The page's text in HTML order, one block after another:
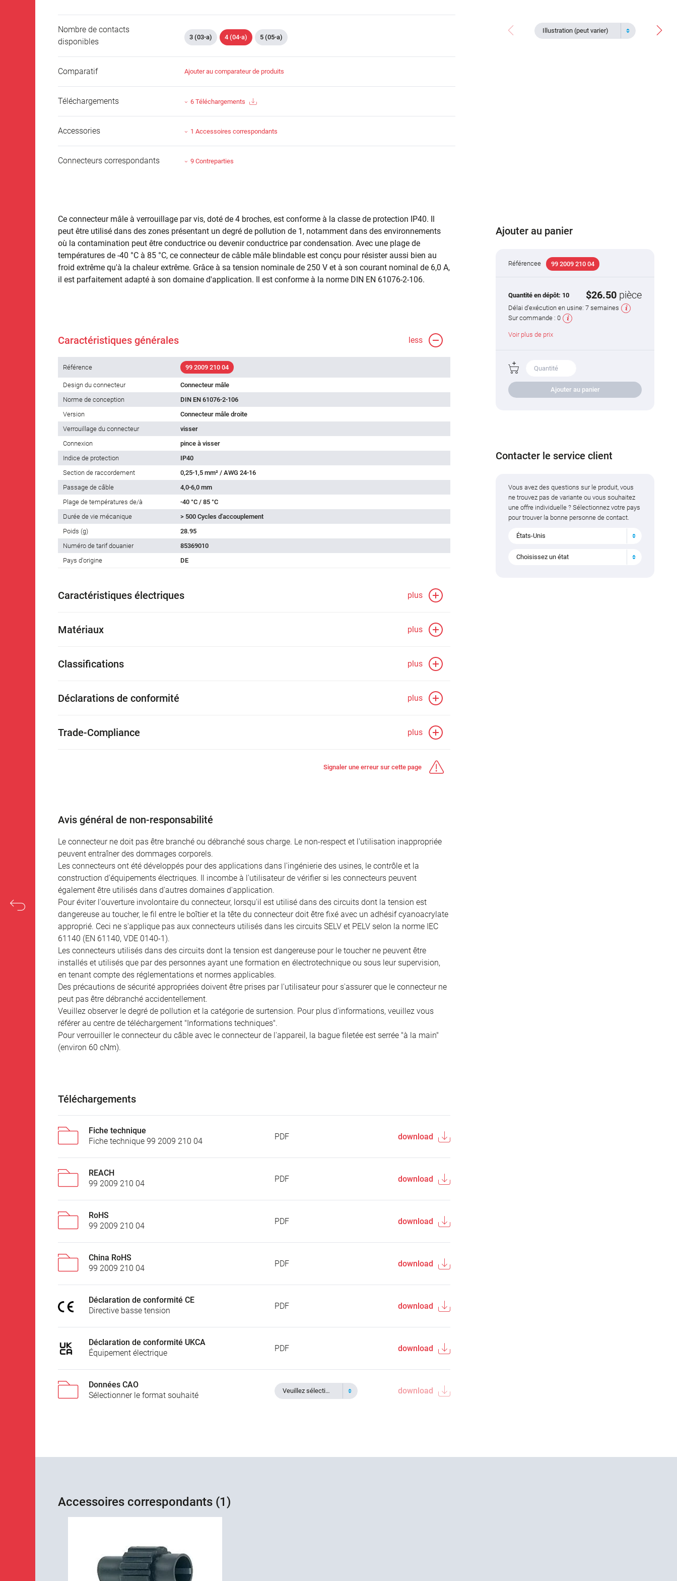
Illustration (peut varier)
Nombre de contacts
disponibles
3 (03-a) 4 (04-a) 5 (05-a)
Comparatif Ajouter au comparateur de produits
Téléchargements 6 Téléchargements
Accessories 1 Accessoires correspondants
Connecteurs correspondants 9 Contreparties
Ce connecteur mâle à verrouillage par vis, doté de 4 broches, est conforme à la classe de protection IP40. Il
peut être utilisé dans des zones présentant un degré de pollution de 1, notamment dans des environnements
où la contamination peut être conductrice ou devenir conductrice par condensation. Avec une plage de
températures de -40 °C à 85 °C, ce connecteur de câble mâle blindable est conçu pour résister aussi bien au
froid extrême qu'à la chaleur extrême. Grâce à sa tension nominale de 250 V et à son courant nominal de 6,0 A,
il est parfaitement adapté à son domaine d'application. Il est conforme à la norme DIN EN 61076-2-106.
Caractéristiques générales less
Référence 99 2009 210 04
Design du connecteur
Connecteur mâle
Norme de conception
DIN EN 61076-2-106
Version
Connecteur mâle droite
Verrouillage du connecteur
visser
Connexion
pince à visser
Indice de protection
IP40
Section de raccordement
0,25-1,5 mm² / AWG 24-16
Passage de câble
4,0-6,0 mm
Plage de températures de/à
-40 °C / 85 °C
Durée de vie mécanique
> 500 Cycles d'accouplement
Poids (g)
28.95
Numéro de tarif douanier
85369010
Pays d'origine
DE
Caractéristiques électriques plus
Matériaux plus
Classifications plus
Déclarations de conformité plus
Trade-Compliance plus
Signaler une erreur sur cette page
Avis général de non-responsabilité
Le connecteur ne doit pas être branché ou débranché sous charge. Le non-respect et l'utilisation inappropriée
peuvent entraîner des dommages corporels.
Les connecteurs ont été développés pour des applications dans l'ingénierie des usines, le contrôle et la
construction d'équipements électriques. Il incombe à l'utilisateur de vérifier si les connecteurs peuvent
également être utilisés dans d'autres domaines d'application.
Pour éviter l'ouverture involontaire du connecteur, lorsqu'il est utilisé dans des circuits dont la tension est
dangereuse au toucher, le fil entre le boîtier et la tête du connecteur doit être fixé avec un adhésif cyanoacrylate
approprié. Ceci ne s'applique pas aux connecteurs utilisés dans les circuits SELV et PELV selon la norme IEC
61140 (EN 61140, VDE 0140-1).
Les connecteurs utilisés dans des circuits dont la tension est dangereuse pour le toucher ne peuvent être
installés et utilisés que par des personnes ayant une formation en électrotechnique ou sous leur supervision,
en tenant compte des réglementations et normes applicables.
Des précautions de sécurité appropriées doivent être prises par l'utilisateur pour s'assurer que le connecteur ne
peut pas être débranché accidentellement.
Veuillez observer le degré de pollution et la catégorie de surtension. Pour plus d'informations, veuillez vous
référer au centre de téléchargement "Informations techniques".
Pour verrouiller le connecteur du câble avec le connecteur de l'appareil, la bague filetée est serrée "à la main"
(environ 60 cNm).
Téléchargements
Fiche technique
Fiche technique 99 2009 210 04
PDF download
REACH
99 2009 210 04
PDF download
RoHS
99 2009 210 04
PDF download
China RoHS
99 2009 210 04
PDF download
Déclaration de conformité CE
Directive basse tension
PDF download
Déclaration de conformité UKCA
Équipement électrique
PDF download
Données CAO
Sélectionner le format souhaité
Veuillez sélectionner download
Ajouter au panier
Référencee 99 2009 210 04
Quantité en dépôt: 10 $26.50pièce
Délai d'exécution en usine:7 semaines
Sur commande :0
Voir plus de prix
Ajouter au panier
Contacter le service client
Vous avez des questions sur le produit, vous
ne trouvez pas de variante ou vous souhaitez
une offre individuelle ? Sélectionnez votre pays
pour trouver la bonne personne de contact.
États-Unis
Choisissez un état
Accessoires correspondants (1)